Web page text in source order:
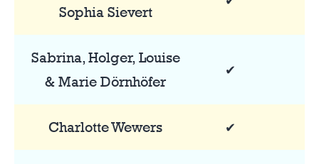
Sophia Sievert
Sabrina, Holger, Louise
& Marie Dörnhöfer
✔
Charlotte Wewers ✔